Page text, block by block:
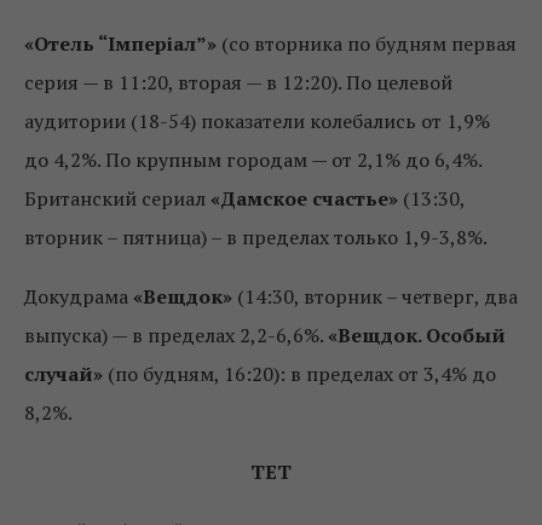
«Отель “Імперіал”» (со вторника по будням первая
серия — в 11:20, вторая — в 12:20). По целевой
аудитории (18-54) показатели колебались от 1,9%
до 4,2%. По крупным городам — от 2,1% до 6,4%.
Британский сериал «Дамское счастье» (13:30,
вторник – пятница) – в пределах только 1,9-3,8%.
Докудрама «Вещдок» (14:30, вторник – четверг, два
выпуска) — в пределах 2,2-6,6%. «Вещдок. Особый
случай» (по будням, 16:20): в пределах от 3,4% до
8,2%.
ТЕТ